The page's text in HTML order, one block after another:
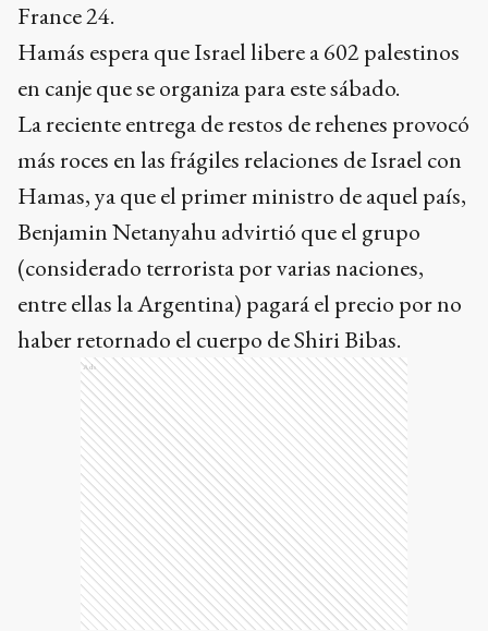
France 24.
Hamás espera que Israel libere a 602 palestinos
en canje que se organiza para este sábado.
La reciente entrega de restos de rehenes provocó
más roces en las frágiles relaciones de Israel con
Hamas, ya que el primer ministro de aquel país,
Benjamin Netanyahu advirtió que el grupo
(considerado terrorista por varias naciones,
entre ellas la Argentina) pagará el precio por no
haber retornado el cuerpo de Shiri Bibas.
Ads